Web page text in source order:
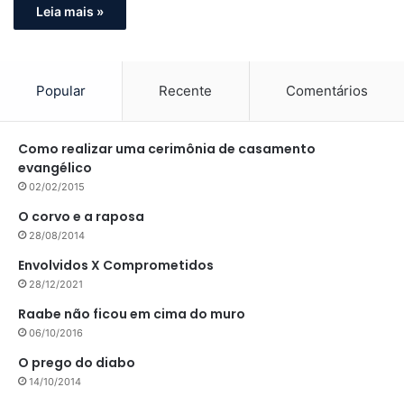
Leia mais »
Popular Recente Comentários
Como realizar uma cerimônia de casamento
evangélico
02/02/2015
O corvo e a raposa
28/08/2014
Envolvidos X Comprometidos
28/12/2021
Raabe não ficou em cima do muro
06/10/2016
O prego do diabo
14/10/2014